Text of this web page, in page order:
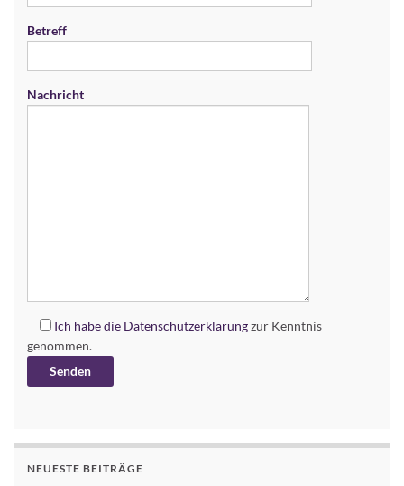
Betreff
Nachricht
Ich habe die Datenschutzerklärungzur Kenntnis
genommen.
NEUESTE BEITRÄGE